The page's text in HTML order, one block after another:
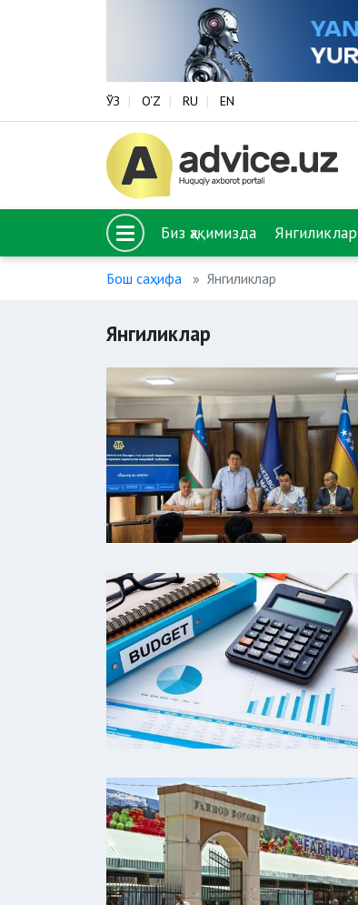
ЎЗ O‘Z RU EN
Биз ҳақимизда Янгиликлар
Бош саҳифа Янгиликлар
Янгиликлар